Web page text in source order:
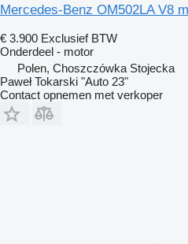
Mercedes-Benz OM502LA V8
€ 3.900 Exclusief BTW
Onderdeel - motor
Polen, Choszczówka Stojecka
Paweł Tokarski "Auto 23"
Contact opnemen met verkoper